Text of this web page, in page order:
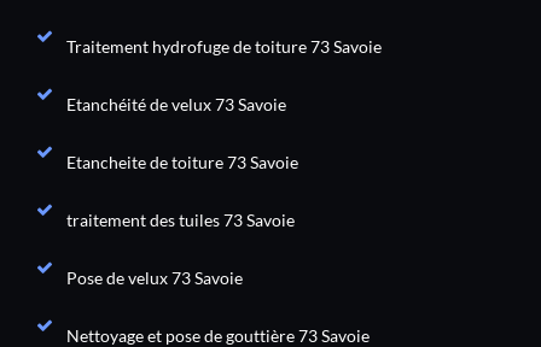
Traitement hydrofuge de toiture 73 Savoie
Etanchéité de velux 73 Savoie
Etancheite de toiture 73 Savoie
traitement des tuiles 73 Savoie
Pose de velux 73 Savoie
Nettoyage et pose de gouttière 73 Savoie